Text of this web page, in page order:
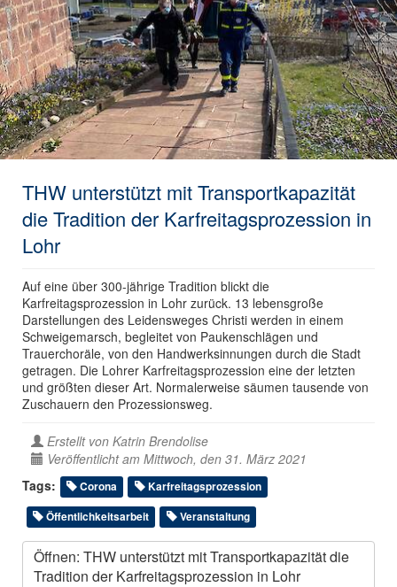
THW unterstützt mit Transportkapazität
die Tradition der Karfreitagsprozession in
Lohr
Auf eine über 300-jährige Tradition blickt die
Karfreitagsprozession in Lohr zurück. 13 lebensgroße
Darstellungen des Leidensweges Christi werden in einem
Schweigemarsch, begleitet von Paukenschlägen und
Trauerchoräle, von den Handwerksinnungen durch die Stadt
getragen. Die Lohrer Karfreitagsprozession eine der letzten
und größten dieser Art. Normalerweise säumen tausende von
Zuschauern den Prozessionsweg.
Erstellt von Katrin Brendolise
Veröffentlicht am Mittwoch, den 31. März 2021
Tags:
Corona
Karfreitagsprozession
Öffentlichkeitsarbeit
Veranstaltung
Öffnen: THW unterstützt mit Transportkapazität die
Tradition der Karfreitagsprozession in Lohr